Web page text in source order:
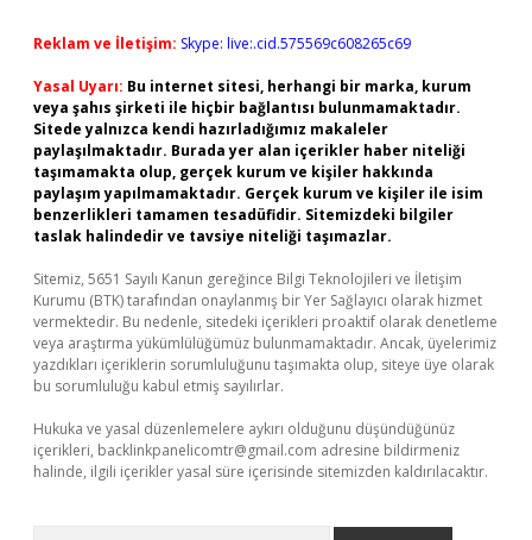
Reklam ve İletişim: Skype: live:.cid.575569c608265c69
Yasal Uyarı: Bu internet sitesi, herhangi bir marka, kurum
veya şahıs şirketi ile hiçbir bağlantısı bulunmamaktadır.
Sitede yalnızca kendi hazırladığımız makaleler
paylaşılmaktadır. Burada yer alan içerikler haber niteliği
taşımamakta olup, gerçek kurum ve kişiler hakkında
paylaşım yapılmamaktadır. Gerçek kurum ve kişiler ile isim
benzerlikleri tamamen tesadüfidir. Sitemizdeki bilgiler
taslak halindedir ve tavsiye niteliği taşımazlar.
Sitemiz, 5651 Sayılı Kanun gereğince Bilgi Teknolojileri ve İletişim
Kurumu (BTK) tarafından onaylanmış bir Yer Sağlayıcı olarak hizmet
vermektedir. Bu nedenle, sitedeki içerikleri proaktif olarak denetleme
veya araştırma yükümlülüğümüz bulunmamaktadır. Ancak, üyelerimiz
yazdıkları içeriklerin sorumluluğunu taşımakta olup, siteye üye olarak
bu sorumluluğu kabul etmiş sayılırlar.
Hukuka ve yasal düzenlemelere aykırı olduğunu düşündüğünüz
içerikleri, backlinkpanelicomtr@gmail.com adresine bildirmeniz
halinde, ilgili içerikler yasal süre içerisinde sitemizden kaldırılacaktır.